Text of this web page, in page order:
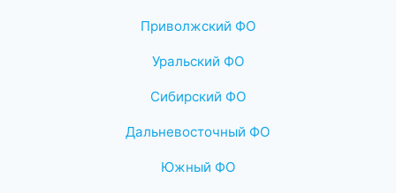
Приволжский ФО
Уральский ФО
Сибирский ФО
Дальневосточный ФО
Южный ФО